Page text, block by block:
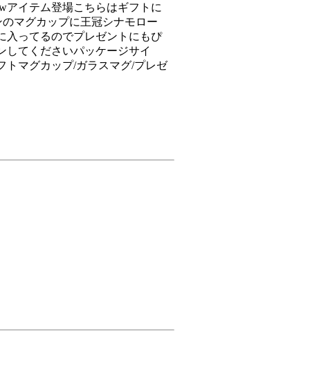
アイテム登場こちらはギフトに
マグカップに王冠シナモロー
入ってるのでプレゼントにもぴ
してくださいパッケージサイ
トマグカップ/ガラスマグ/プレゼ